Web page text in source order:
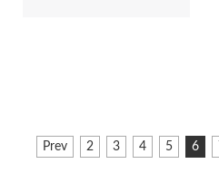
前
Prev
ペ
2
ペ
3
ペ
4
ペ
5
カ
6